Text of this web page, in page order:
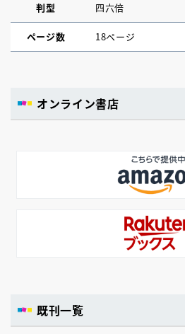
判型 四六倍
ページ数 18ページ
オンライン書店
既刊一覧